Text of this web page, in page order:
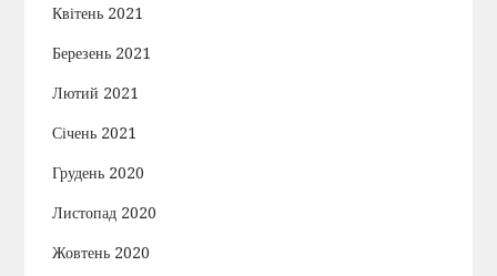
Квітень 2021
Березень 2021
Лютий 2021
Січень 2021
Грудень 2020
Листопад 2020
Жовтень 2020